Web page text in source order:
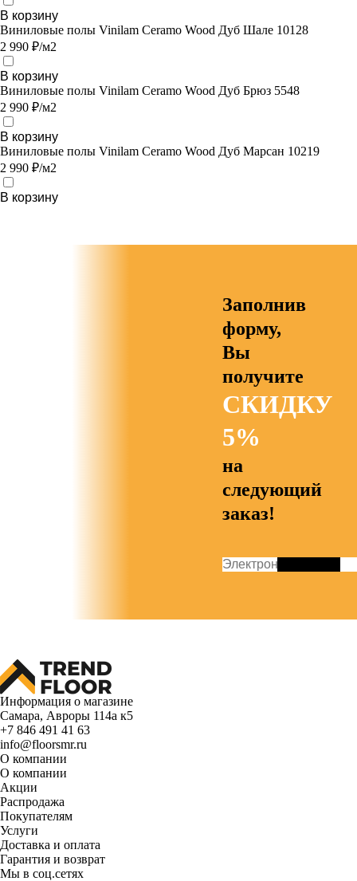
В корзину
Виниловые полы Vinilam Ceramo Wood Дуб Шале 10128
2 990 ₽/м2
В корзину
Виниловые полы Vinilam Ceramo Wood Дуб Брюз 5548
2 990 ₽/м2
В корзину
Виниловые полы Vinilam Ceramo Wood Дуб Марсан 10219
2 990 ₽/м2
В корзину
Заполнив
форму,
Вы
получите
СКИДКУ
5%
на
следующий
заказ!
Информация о магазине
Самара, Авроры 114а к5
+7 846 491 41 63
info@floorsmr.ru
О компании
О компании
Акции
Распродажа
Покупателям
Услуги
Доставка и оплата
Гарантия и возврат
Мы в соц.сетях